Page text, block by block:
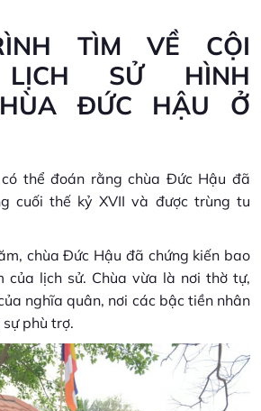
TÌM VỀ CỘI
LỊCH SỬ HÌNH
ĐỨC HẬU Ở
thể đoán rằng chùa Đức Hậu đã
cuối thế kỷ XVII và được trùng tu
chùa Đức Hậu đã chứng kiến bao
của lịch sử. Chùa vừa là nơi thờ tự,
nghĩa quân, nơi các bậc tiền nhân
phù trợ.